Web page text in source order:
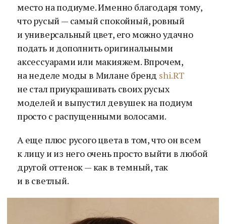
место на подиуме. Именно благодаря тому,
что русый — самый спокойный, ровный
и универсальный цвет, его можно удачно
подать и дополнить оригинальными
аксессуарами или макияжем. Впрочем,
на неделе моды в Милане бренд shi.RT
не стал приукрашивать своих русых
моделей и выпустил девушек на подиум
просто с распущенными волосами.
А еще плюс русого цвета в том, что он всем
к лицу и из него очень просто выйти в любой
другой оттенок — как в темный, так
и в светлый.